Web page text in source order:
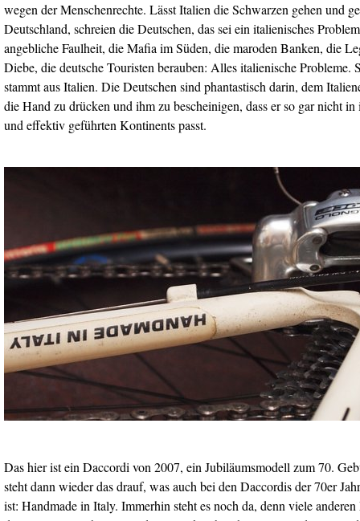
wegen der Menschenrechte. Lässt Italien die Schwarzen gehen und
Deutschland, schreien die Deutschen, das sei ein italienisches
angebliche Faulheit, die Mafia im Süden, die maroden Banken, die
Diebe, die deutsche Touristen berauben: Alles italienische Probleme.
stammt aus Italien. Die Deutschen sind phantastisch darin, dem
die Hand zu drücken und ihm zu bescheinigen, dass er so gar nicht
und effektiv geführten Kontinents passt.
Das hier ist ein Daccordi von 2007, ein Jubiläumsmodell zum 70.
steht dann wieder das drauf, was auch bei den Daccordis der 70er
ist: Handmade in Italy. Immerhin steht es noch da, denn viele